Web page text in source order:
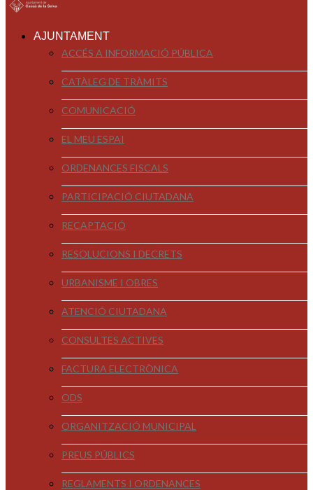
AJUNTAMENT
ACCÉS A INFORMACIÓ PÚBLICA
CATÀLEG DE TRÀMITS
COMUNICACIÓ
EL MEU ESPAI
ORDENANCES FISCALS
PARTICIPACIÓ CIUTADANA
RECAPTACIÓ
RESOLUCIONS I DECRETS
URBANISME I OBRES
ATENCIÓ CIUTADANA
CONSULTES ACTIVES
FACTURA ELECTRÒNICA
ODS
ORGANITZACIÓ MUNICIPAL
PREUS PÚBLICS
REGLAMENTS I ORDENANCES